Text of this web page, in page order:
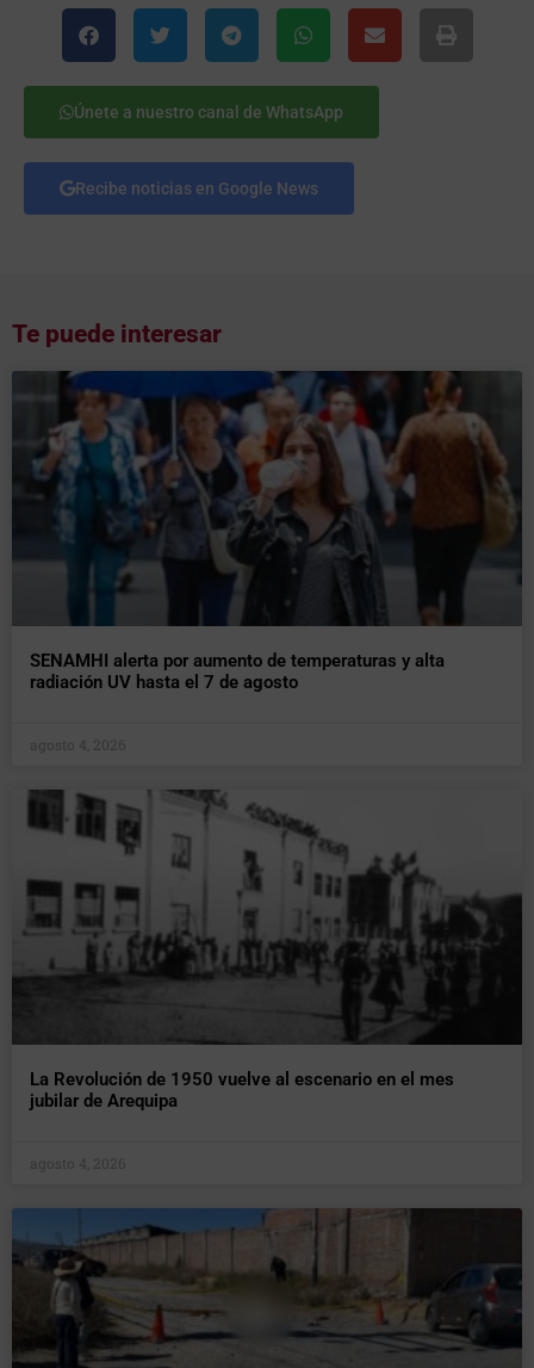
Únete a nuestro canal de WhatsApp
Recibe noticias en Google News
Te puede interesar
SENAMHI alerta por aumento de temperaturas y alta
radiación UV hasta el 7 de agosto
agosto 4, 2026
La Revolución de 1950 vuelve al escenario en el mes
jubilar de Arequipa
agosto 4, 2026